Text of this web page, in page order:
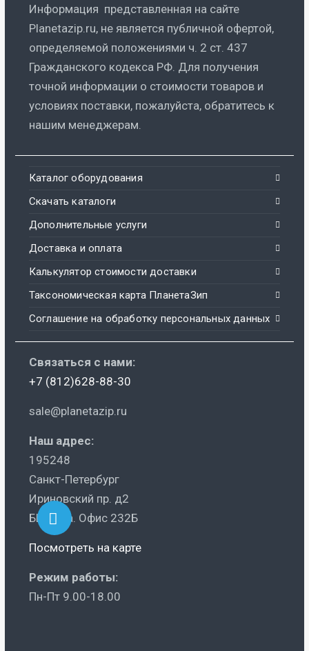
Информация представленная на сайте
Planetazip.ru, не является публичной офертой,
определяемой положениями ч. 2 ст. 437
Гражданского кодекса РФ. Для получения
точной информации о стоимости товаров и
условиях поставки, пожалуйста, обратитесь к
нашим менеджерам.
Каталог оборудования
Скачать каталоги
Дополнительные услуги
Доставка и оплата
Калькулятор стоимости доставки
Таксономическая карта ПланетаЗип
Соглашение на обработку персональных данных
Связаться с нами:
+7 (812)628-88-30
sale@planetazip.ru
Наш адрес:
195248
Санкт-Петербург
Ириновский пр. д2
БЦ Ника. Офис 232Б
Посмотреть на карте
Режим работы:
Пн-Пт 9.00-18.00